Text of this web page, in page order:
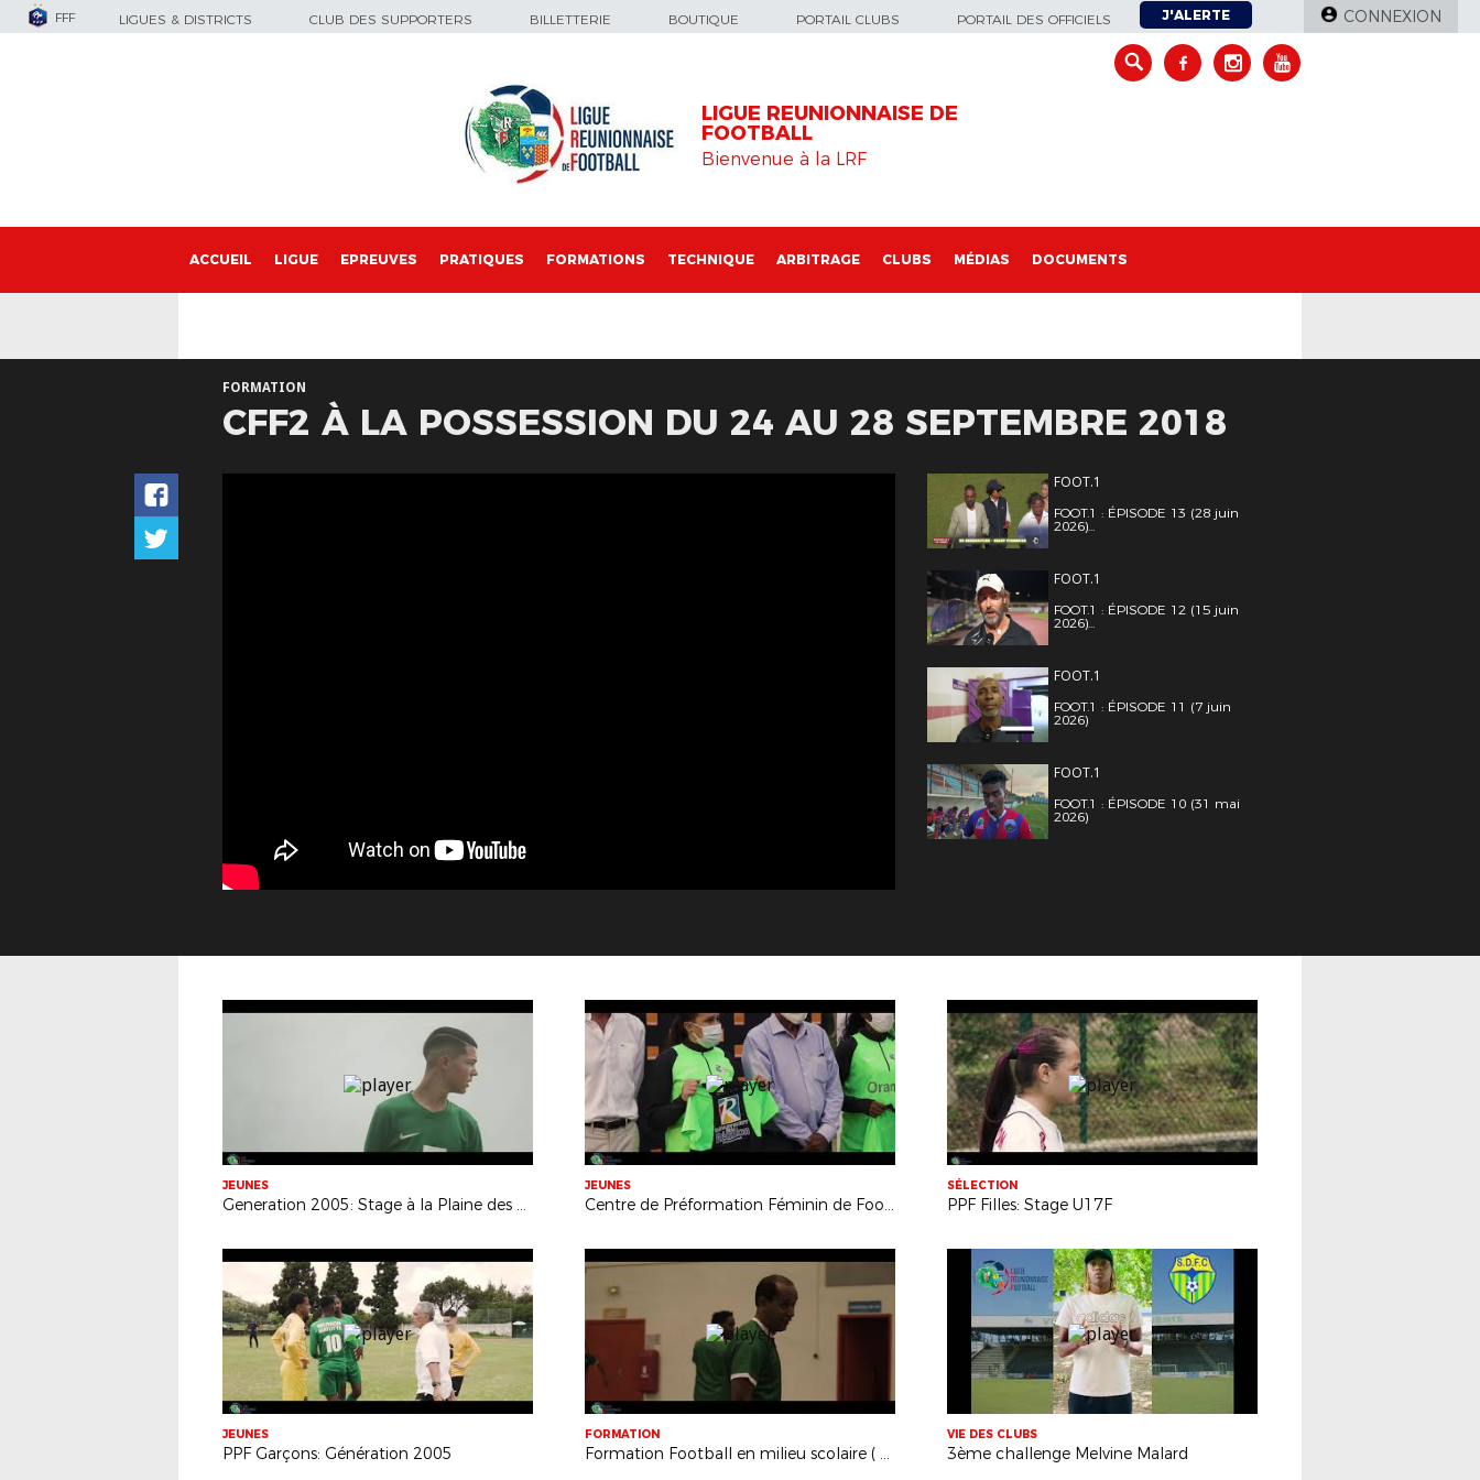
FFF LIGUES & DISTRICTS CLUB DES SUPPORTERS BILLETTERIE BOUTIQUE PORTAIL CLUBS PORTAIL DES OFFICIELS J'ALERTE CONNEXION
LIGUE REUNIONNAISE DE
FOOTBALL
Bienvenue à la LRF
ACCUEIL LIGUE EPREUVES PRATIQUES FORMATIONS TECHNIQUE ARBITRAGE CLUBS MÉDIAS DOCUMENTS
FORMATION
CFF2 À LA POSSESSION DU 24 AU 28 SEPTEMBRE 2018
FOOT.1
FOOT.1 : ÉPISODE 13 (28 juin
2026)...
FOOT.1
FOOT.1 : ÉPISODE 12 (15 juin
2026)...
FOOT.1
FOOT.1 : ÉPISODE 11 (7 juin
2026)
FOOT.1
FOOT.1 : ÉPISODE 10 (31 mai
2026)
JEUNES
Generation 2005: Stage à la Plaine des Cafres
JEUNES
Centre de Préformation Féminin de Football: Remise des équipements
SÉLECTION
PPF Filles: Stage U17F
JEUNES
PPF Garçons: Génération 2005
FORMATION
Formation Football en milieu scolaire ( secondaire )
VIE DES CLUBS
3ème challenge Melvine Malard